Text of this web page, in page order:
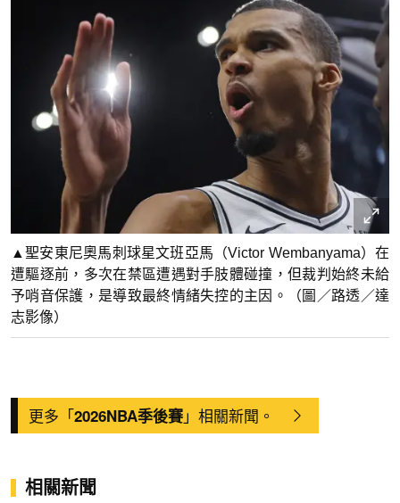
▲聖安東尼奧馬刺球星文班亞馬（Victor Wembanyama）在
遭驅逐前，多次在禁區遭遇對手肢體碰撞，但裁判始終未給
予哨音保護，是導致最終情緒失控的主因。（圖／路透／達
志影像）
更多「2026NBA季後賽」相關新聞。
相關新聞